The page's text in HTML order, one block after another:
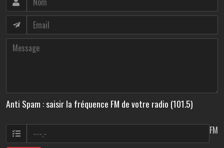
Anti Spam : saisir la fréquence FM de votre radio (101.5)
FM